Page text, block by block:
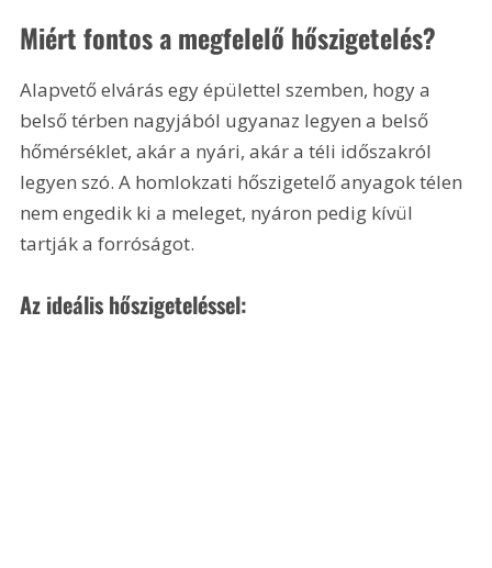
Miért fontos a megfelelő hőszigetelés?
Alapvető elvárás egy épülettel szemben, hogy a
belső térben nagyjából ugyanaz legyen a belső
hőmérséklet, akár a nyári, akár a téli időszakról
legyen szó. A homlokzati hőszigetelő anyagok télen
nem engedik ki a meleget, nyáron pedig kívül
tartják a forróságot.
Az ideális hőszigeteléssel: